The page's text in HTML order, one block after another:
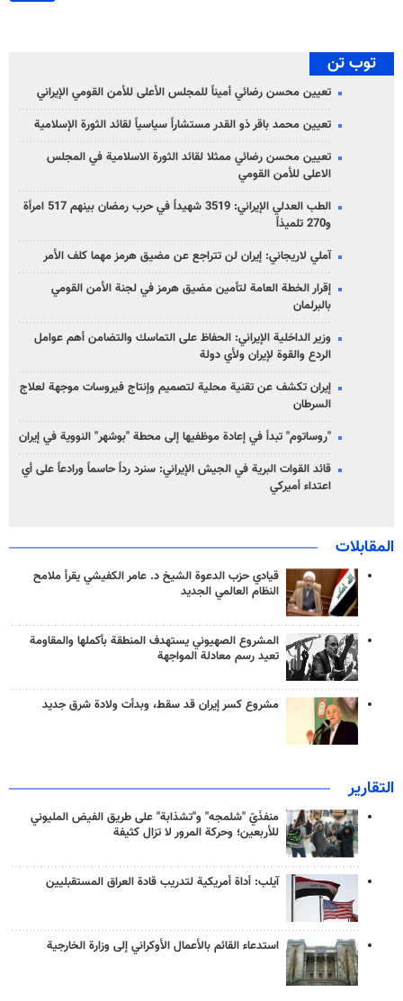
توب تن
تعيين محسن رضائي أميناً للمجلس الأعلى للأمن القومي الإيراني
تعيين محمد باقر ذو القدر مستشاراً سياسياً لقائد الثورة الإسلامية
تعيين محسن رضائي ممثلا لقائد الثورة الاسلامية في المجلس
الاعلى للأمن القومي
الطب العدلي الإيراني: 3519 شهيداً في حرب رمضان بينهم 517 امرأة
و270 تلميذاً
آملي لاريجاني: إيران لن تتراجع عن مضيق هرمز مهما كلف الأمر
إقرار الخطة العامة لتأمين مضيق هرمز في لجنة الأمن القومي
بالبرلمان
وزير الداخلية الإيراني: الحفاظ على التماسك والتضامن أهم عوامل
الردع والقوة لإيران ولأي دولة
إيران تكشف عن تقنية محلية لتصميم وإنتاج فيروسات موجهة لعلاج
السرطان
"روساتوم" تبدأ في إعادة موظفيها إلى محطة "بوشهر" النووية في إيران
قائد القوات البرية في الجيش الإيراني: سنرد رداً حاسماً ورادعاً على أي
اعتداء أميركي
المقابلات
قيادي حزب الدعوة الشيخ د. عامر الكفيشي يقرأ ملامح
النظام العالمي الجديد
المشروع الصهيوني يستهدف المنطقة بأكملها والمقاومة
تعيد رسم معادلة المواجهة
مشروع كسر إيران قد سقط، وبدأت ولادة شرق جديد
التقارير
منفذَيّ "شلمجه" و"تشذابة" على طريق الفيض المليوني
للأربعين؛ وحركة المرور لا تزال كثيفة
آيلب: أداة أمريكية لتدريب قادة العراق المستقبليين
استدعاء القائم بالأعمال الأوكراني إلى وزارة الخارجية